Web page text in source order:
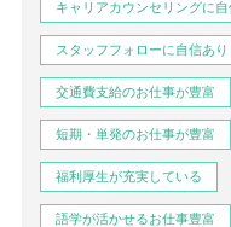
キャリアカウンセリングに自
スタッフフォローに自信あり
交通費支給のお仕事が豊富
短期・単発のお仕事が豊富
福利厚生が充実している
語学が活かせるお仕事豊富